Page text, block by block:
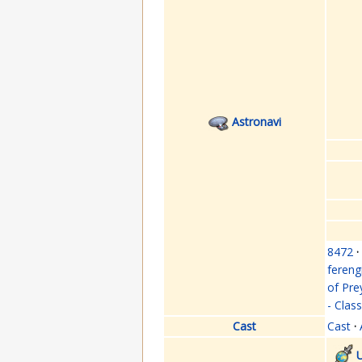
Astronavi
8472 ·
of
-
Cast
Cast ·